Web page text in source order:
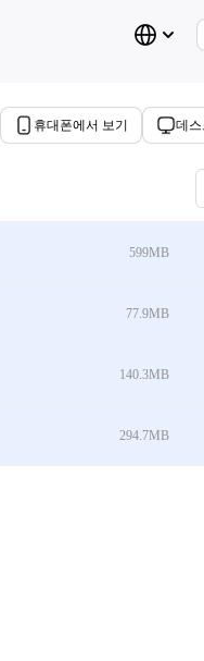
휴대폰에서 보기 데
599MB
77.9MB
140.3MB
294.7MB